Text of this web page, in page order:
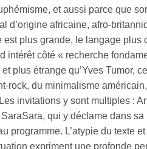
et aussi parce que
d’origine africaine, afro-
est plus grande, le langage
intérêt côté « recherche
plus étrange qu’Yves Tumor,
rock, du minimalisme
invitations y sont multiples :
qui y déclame dans
programme. L’atypie du texte
expriment une profonde